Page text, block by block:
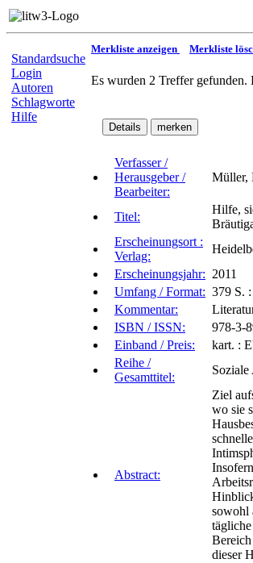
Standardsuche
Login
Autoren
Schlagworte
Hilfe
Merkliste anzeigen Merkliste
Es wurden 2 Treffer gefunden.
Verfasser /
Herausgeber /
Bearbeiter:
Müller,
Titel:
Hilfe,
Erscheinungsort :
Verlag:
Erscheinungsjahr: 2011
Umfang / Format: 379 S.
Kommentar:
ISBN / ISSN:
978-3-
Einband / Preis:
kart. :
Reihe /
Gesamttitel:
Abstract:
Ziel
wo sie
sowohl
dieser